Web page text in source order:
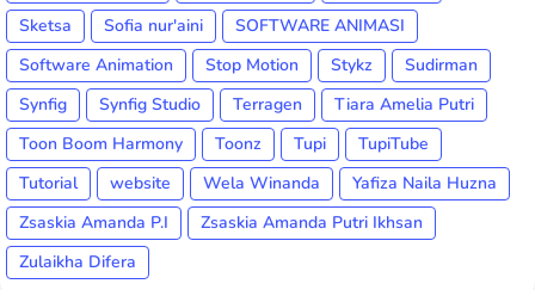
Sketsa
Sofia nur'aini
SOFTWARE ANIMASI
Software Animation
Stop Motion Stykz
Sudirman
Synfig
Synfig Studio Terragen
Tiara Amelia Putri
Toon Boom Harmony
Toonz Tupi
TupiTube
Tutorial
website Wela Winanda
Yafiza Naila Huzna
Zsaskia Amanda P.I
Zsaskia Amanda Putri Ikhsan
Zulaikha Difera